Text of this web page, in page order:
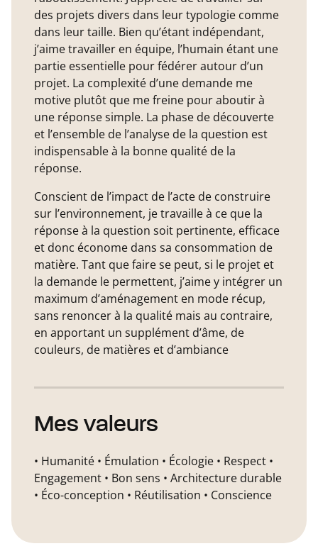
des projets divers dans leur typologie comme
dans leur taille. Bien qu’étant indépendant,
j’aime travailler en équipe, l’humain étant une
partie essentielle pour fédérer autour d’un
projet. La complexité d’une demande me
motive plutôt que me freine pour aboutir à
une réponse simple. La phase de découverte
et l’ensemble de l’analyse de la question est
indispensable à la bonne qualité de la
réponse.
Conscient de l’impact de l’acte de construire
sur l’environnement, je travaille à ce que la
réponse à la question soit pertinente, efficace
et donc économe dans sa consommation de
matière. Tant que faire se peut, si le projet et
la demande le permettent, j’aime y intégrer un
maximum d’aménagement en mode récup,
sans renoncer à la qualité mais au contraire,
en apportant un supplément d’âme, de
couleurs, de matières et d’ambiance
Mes valeurs
• Humanité • Émulation • Écologie • Respect •
Engagement • Bon sens • Architecture durable
• Éco-conception • Réutilisation • Conscience